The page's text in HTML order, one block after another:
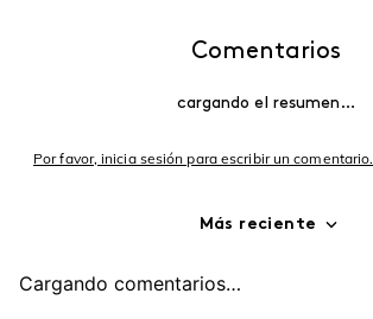
Comentarios
cargando el resumen…
Por favor, inicia sesión para escribir un comentario.
Más reciente
Cargando comentarios…